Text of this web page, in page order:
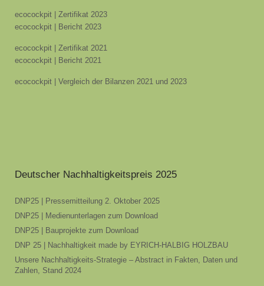
ecocockpit | Zertifikat 2023
ecocockpit | Bericht 2023
ecocockpit | Zertifikat 2021
ecocockpit | Bericht 2021
ecocockpit | Vergleich der Bilanzen 2021 und 2023
Deutscher Nachhaltigkeitspreis 2025
DNP25 | Pressemitteilung 2. Oktober 2025
DNP25 | Medienunterlagen zum Download
DNP25 | Bauprojekte zum Download
DNP 25 | Nachhaltigkeit made by EYRICH-HALBIG HOLZBAU
Unsere Nachhaltigkeits-Strategie – Abstract in Fakten, Daten und
Zahlen, Stand 2024